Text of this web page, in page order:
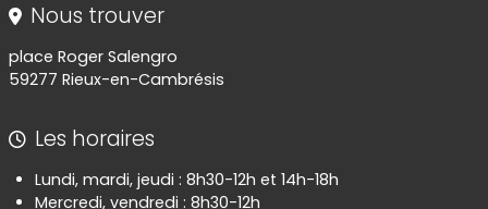
Nous trouver
place Roger Salengro
59277 Rieux-en-Cambrésis
Les horaires
Lundi, mardi, jeudi : 8h30-12h et 14h-18h
Mercredi, vendredi : 8h30-12h